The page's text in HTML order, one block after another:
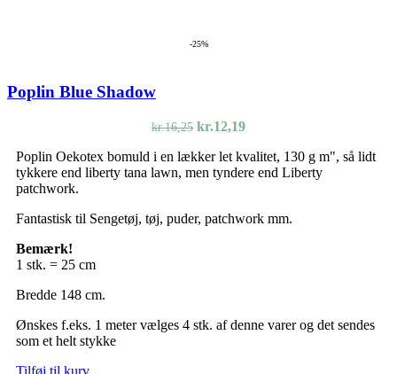
-25%
Poplin Blue Shadow
kr.16,25 Den
pris
var:
kr.12,19Den
pris
er:
Poplin Oekotex bomuld i en lækker let kvalitet, 130 g m", så lidt
tykkere end liberty tana lawn, men tyndere end Liberty
patchwork.
Fantastisk til Sengetøj, tøj, puder, patchwork mm.
Bemærk!
1 stk. = 25 cm
Bredde 148 cm.
Ønskes f.eks. 1 meter vælges 4 stk. af denne varer og det sendes
som et helt stykke
Tilføj til kurv